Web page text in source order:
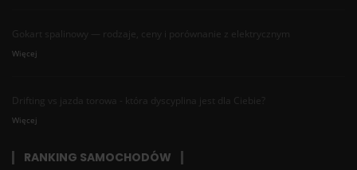
Gokart spalinowy — rodzaje, ceny i porównanie z elektrycznym
Więcej
Drifting vs jazda torowa - która dyscyplina jest dla Ciebie?
Więcej
RANKING SAMOCHODÓW